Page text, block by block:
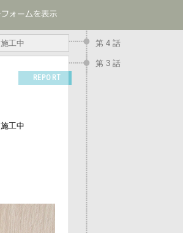
第 4 話
施工中
第 3 話
REPORT
施工中